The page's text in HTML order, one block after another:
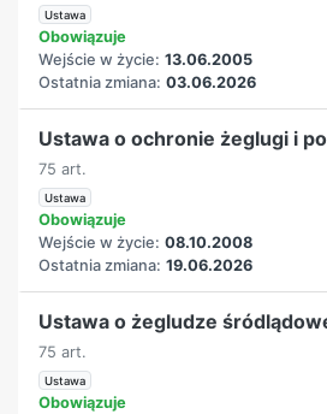
Ustawa
Obowiązuje
Wejście w życie: 13.06.2005
Ostatnia zmiana: 03.06.2026
Ustawa o ochronie żeglugi i
75 art.
Ustawa
Obowiązuje
Wejście w życie: 08.10.2008
Ostatnia zmiana: 19.06.2026
Ustawa o żegludze
75 art.
Ustawa
Obowiązuje